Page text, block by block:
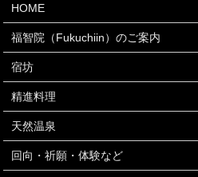
HOME
福智院（Fukuchiin）のご案内
宿坊
精進料理
天然温泉
回向・祈願・体験など